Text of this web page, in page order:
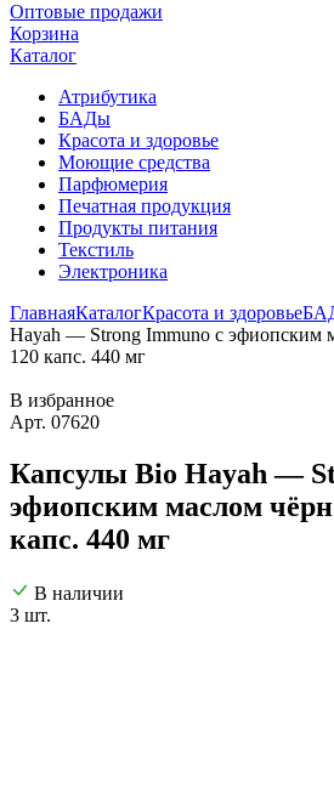
Оптовые продажи
Корзина
Каталог
Атрибутика
БАДы
Красота и здоровье
Моющие средства
Парфюмерия
Печатная продукция
Продукты питания
Текстиль
Электроника
ГлавнаяКаталогКрасота и здоровье
Hayah — Strong Immuno с эфиопским
120 капс. 440 мг
В избранное
Арт. 07620
Капсулы Bio Hayah —
эфиопским маслом
капс. 440 мг
В наличии
3 шт.